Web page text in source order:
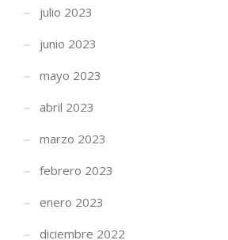
julio 2023
junio 2023
mayo 2023
abril 2023
marzo 2023
febrero 2023
enero 2023
diciembre 2022